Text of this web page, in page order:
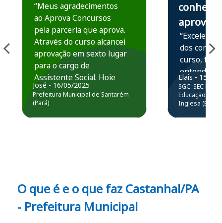
“Meus agradecimentos
ao Aprova Concursos
pela parceria que aprova.
Através do curso alcancei
aprovação em sexto lugar
para o cargo de
Assistente Social. Hoje
estou atuando na
Prefeitura de Santarém.
José - 16/05/2025
Prefeitura Municipal de Santarém
(Pará)
conhece,
aprova
“Excelente
dos
curso,
entender e
prática
resolução
questões.”
Elais - 15/07/
SGC: SEC BA
Educação
Inglesa (Edital
O que é e o que faz Castanhal/PA
- Prefeitura Municipal